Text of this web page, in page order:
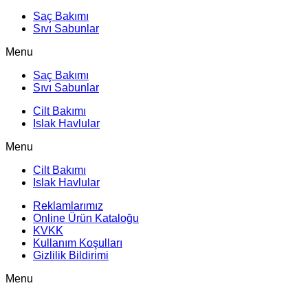
Saç Bakımı
Sıvı Sabunlar
Menu
Saç Bakımı
Sıvı Sabunlar
Cilt Bakımı
Islak Havlular
Menu
Cilt Bakımı
Islak Havlular
Reklamlarımız
Online Ürün Kataloğu
KVKK
Kullanım Koşulları
Gizlilik Bildirimi
Menu